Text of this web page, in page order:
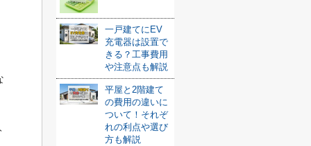
一戸建てにEV
充電器は設置で
きる？工事費用
や注意点も解説
平屋と2階建て
の費用の違いに
ついて！それぞ
れの利点や選び
方も解説